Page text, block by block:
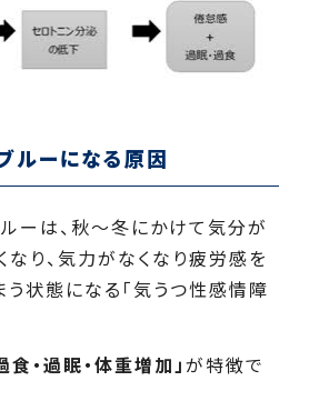
ルーになる原因
ルーは、秋～冬にかけて気分が
なり、気力がなくなり疲労感を
う状態になる「気うつ性感情障
食・過眠・体重増加」が特徴で